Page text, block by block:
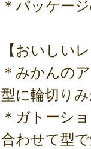
＊パッケー
【おいし
＊みかんの
型に輪切りみ
＊ガトーシ
合わせて型で